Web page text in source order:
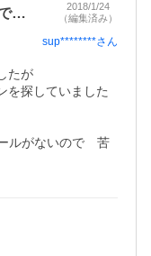
いいですよ以前のパソコンも中古でしたが…
2018/1/24
（編集済み）
sup********さん
たが
を探していました
ルがないので　苦